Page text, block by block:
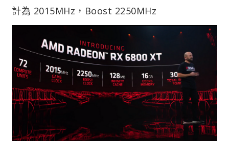
計為 2015MHz，Boost 2250MHz